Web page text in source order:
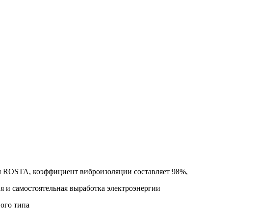
коэффициент виброизоляции составляет 98%,
самостоятельная выработка электроэнергии
типа